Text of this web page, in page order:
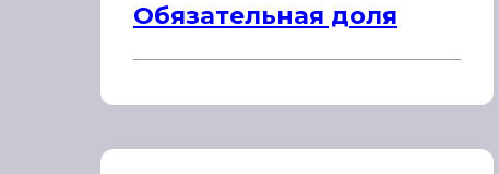
Обязательная доля